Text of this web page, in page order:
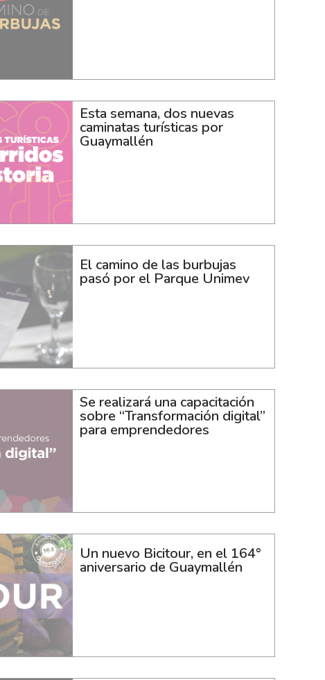
Esta semana, dos nuevas
caminatas turísticas por
Guaymallén
El camino de las burbujas
pasó por el Parque Unimev
Se realizará una capacitación
sobre “Transformación digital”
para emprendedores
Un nuevo Bicitour, en el 164°
aniversario de Guaymallén